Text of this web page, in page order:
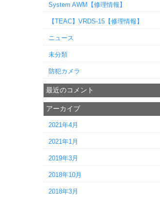
System AWM【修理情報】
【TEAC】VRDS-15【修理情報】
ニュース
未分類
防犯カメラ
最近のコメント
アーカイブ
2021年4月
2021年1月
2019年3月
2018年10月
2018年3月